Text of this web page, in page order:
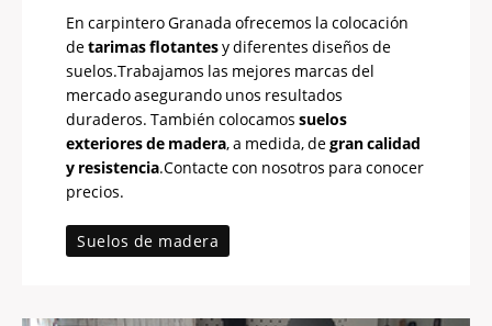
En carpintero Granada ofrecemos la colocación
detarimas flotantesy diferentes diseños de
suelos.Trabajamos las mejores marcas del
mercado asegurando unos resultados
duraderos. También colocamossuelos
exteriores de madera, a medida, degran calidad
y resistencia.Contacte con nosotros para conocer
precios.
Suelos de madera